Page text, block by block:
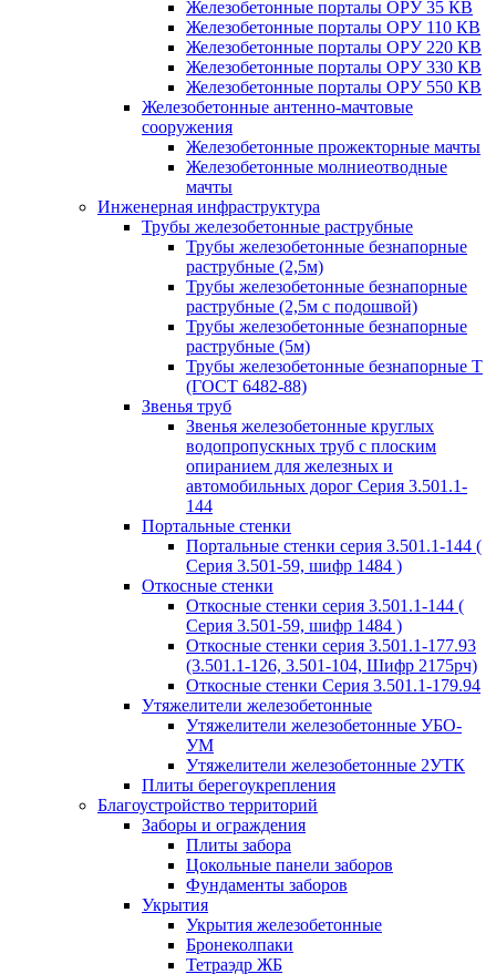
Железобетонные порталы ОРУ 35 КВ
Железобетонные порталы ОРУ 110 КВ
Железобетонные порталы ОРУ 220 КВ
Железобетонные порталы ОРУ 330 КВ
Железобетонные порталы ОРУ 550 КВ
Железобетонные антенно-мачтовые
сооружения
Железобетонные прожекторные мачты
Железобетонные молниеотводные
мачты
Инженерная инфраструктура
Трубы железобетонные раструбные
Трубы железобетонные безнапорные
раструбные (2,5м)
Трубы железобетонные безнапорные
раструбные (2,5м с подошвой)
Трубы железобетонные безнапорные
раструбные (5м)
Трубы железобетонные безнапорные Т
(ГОСТ 6482-88)
Звенья труб
Звенья железобетонные круглых
водопропускных труб с плоским
опиранием для железных и
автомобильных дорог Серия 3.501.1-
144
Портальные стенки
Портальные стенки серия 3.501.1-144 (
Серия 3.501-59, шифр 1484 )
Откосные стенки
Откосные стенки серия 3.501.1-144 (
Серия 3.501-59, шифр 1484 )
Откосные стенки серия 3.501.1-177.93
(3.501.1-126, 3.501-104, Шифр 2175рч)
Откосные стенки Серия 3.501.1-179.94
Утяжелители железобетонные
Утяжелители железобетонные УБО-
УМ
Утяжелители железобетонные 2УТК
Плиты берегоукрепления
Благоустройство территорий
Заборы и ограждения
Плиты забора
Цокольные панели заборов
Фундаменты заборов
Укрытия
Укрытия железобетонные
Бронеколпаки
Тетраэдр ЖБ